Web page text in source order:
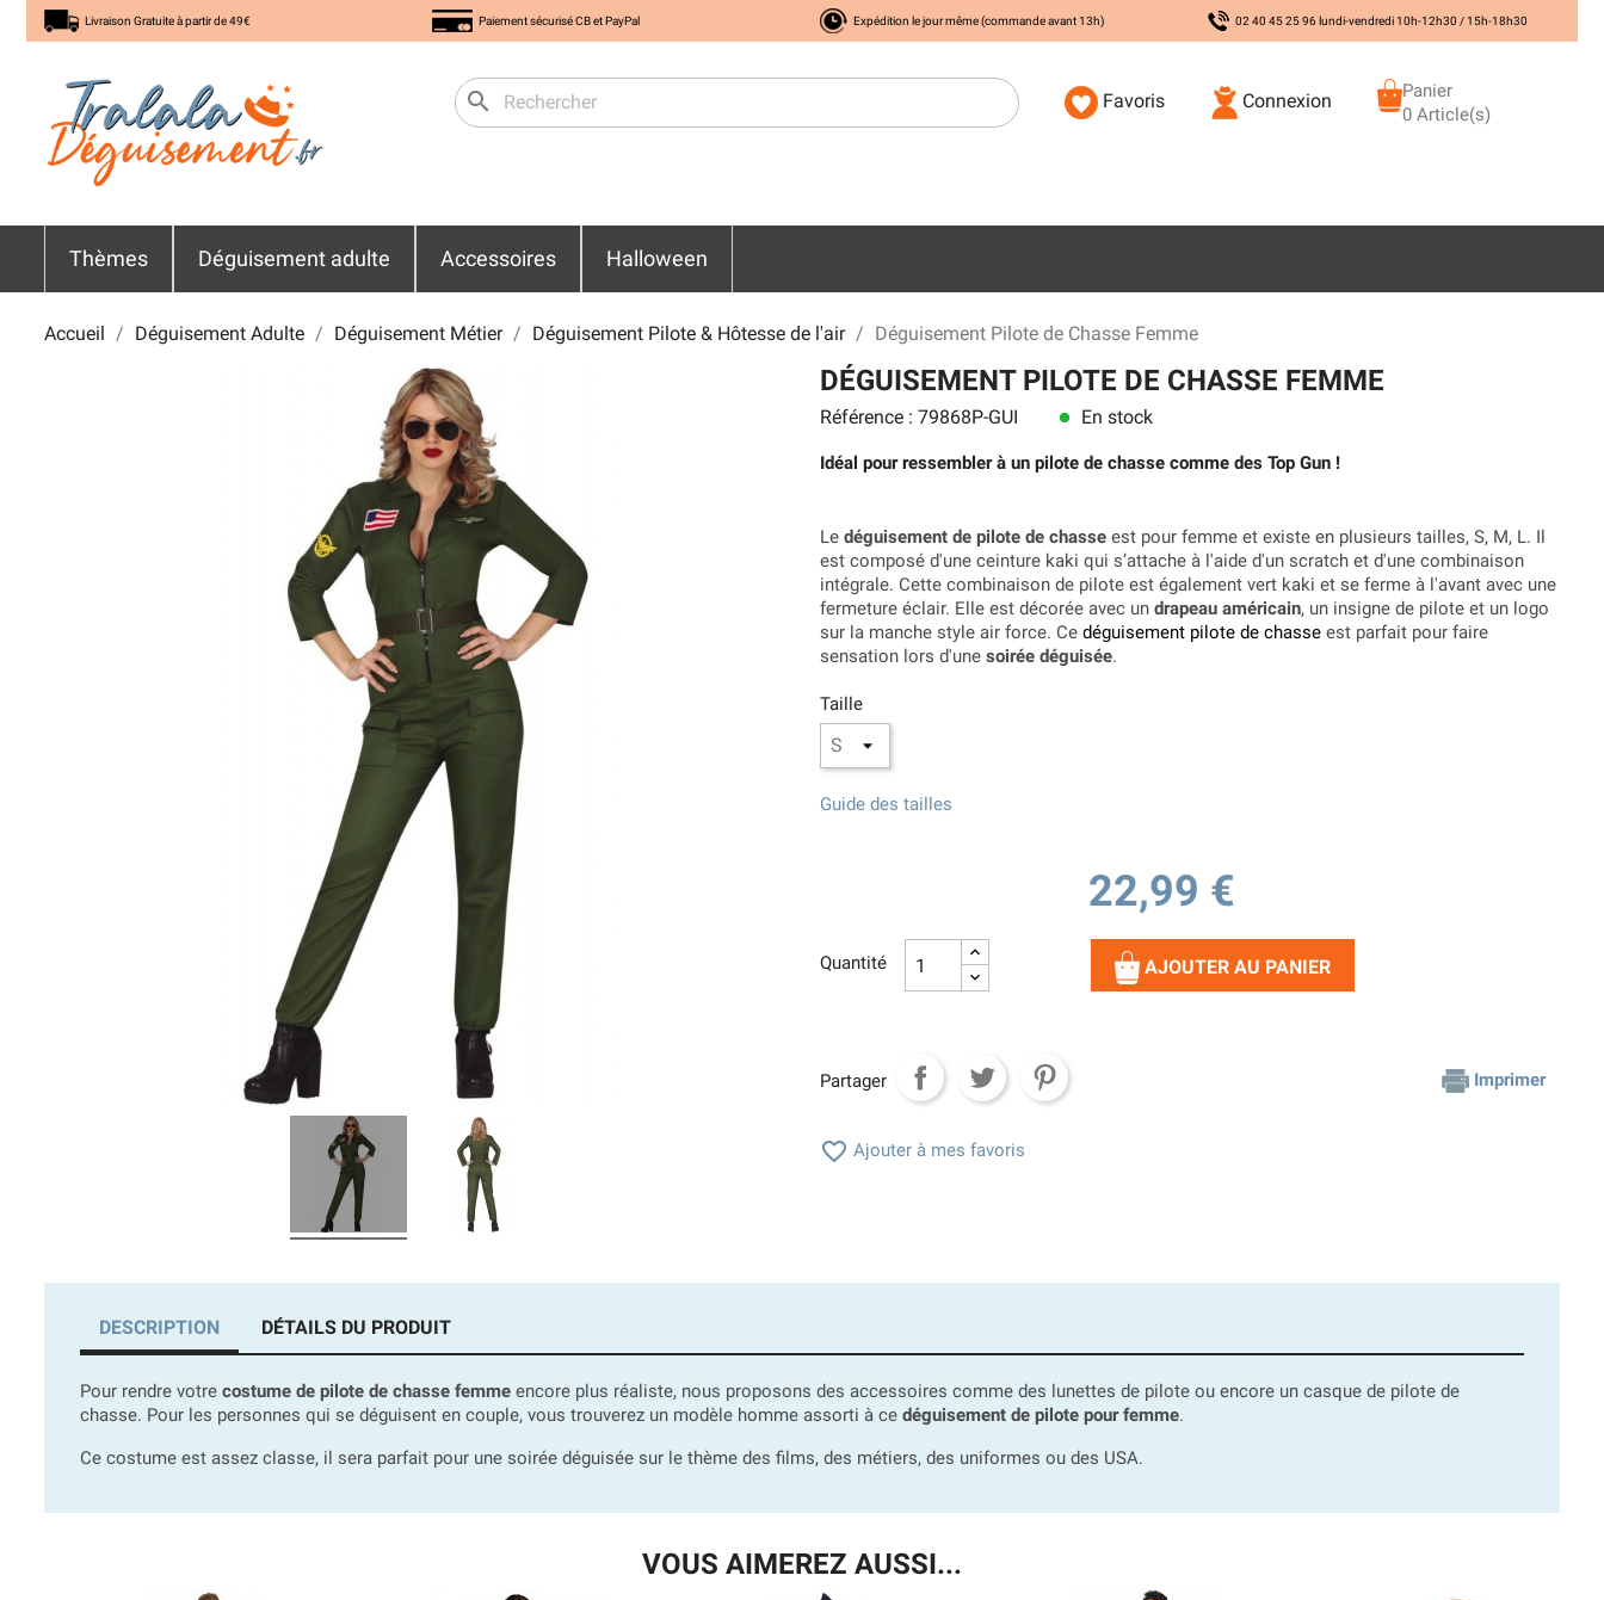
Livraison Gratuite à partir de 49€ Paiement sécurisé CB et PayPal Expédition le jour même (commande avant 13h) 02 40 45 25 96 lundi-vendredi 10h-12h30 / 15h-18h30
search Favoris Connexion
Panier
0 Article(s)
Thèmes Déguisement adulte Accessoires Halloween
Accueil Déguisement Adulte Déguisement Métier Déguisement Pilote & Hôtesse de l'air Déguisement Pilote de Chasse Femme
DÉGUISEMENT PILOTE DE CHASSE FEMME
Référence : 79868P-GUI lens En stock
Idéal pour ressembler à un pilote de chasse comme des Top Gun !
Le déguisement de pilote de chasse est pour femme et existe en plusieurs tailles, S, M, L. Il
est composé d'une ceinture kaki qui s’attache à l'aide d'un scratch et d'une combinaison
intégrale. Cette combinaison de pilote est également vert kaki et se ferme à l'avant avec une
fermeture éclair. Elle est décorée avec un drapeau américain, un insigne de pilote et un logo
sur la manche style air force. Ce déguisement pilote de chasse est parfait pour faire
sensation lors d'une soirée déguisée.
Taille
Guide des tailles
22,99 €
Quantité AJOUTER AU PANIER
Partager Imprimer
 Ajouter à mes favoris
DESCRIPTION DÉTAILS DU PRODUIT
Pour rendre votre costume de pilote de chasse femme encore plus réaliste, nous proposons des accessoires comme des lunettes de pilote ou encore un casque de pilote de
chasse. Pour les personnes qui se déguisent en couple, vous trouverez un modèle homme assorti à ce déguisement de pilote pour femme.
Ce costume est assez classe, il sera parfait pour une soirée déguisée sur le thème des films, des métiers, des uniformes ou des USA.
VOUS AIMEREZ AUSSI...